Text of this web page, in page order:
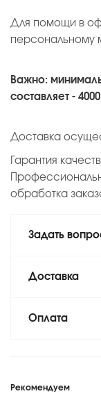
Для помощи в
персональному
Важно:
составляет -
Доставка
Гарантия
обработка
Задать
Доставка
Оплата
Рекомендуем